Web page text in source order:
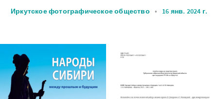
Иркутское фотографическое общество • 16 янв. 2024 г.